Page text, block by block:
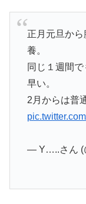
正月元旦か
養。
同じ１週間
早い。
2月からは普
— Y…..さん